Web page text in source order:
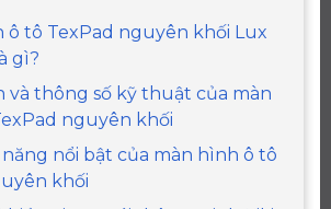
ô tô TexPad nguyên khối Lux
gì?
và thông số kỹ thuật của màn
nguyên khối
nổi bật của màn hình ô tô
khối